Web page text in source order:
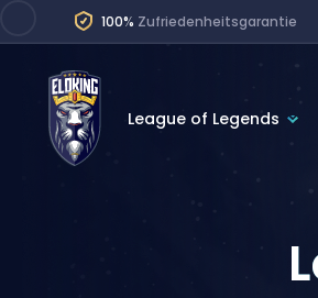
100% Zufriedenheitsgarantie
League of Legends